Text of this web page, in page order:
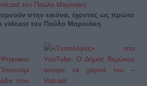
στην εικόνα, έχοντας ως πρώτο
vidcast τον Παύλο Μαρινάκη